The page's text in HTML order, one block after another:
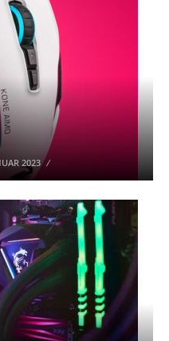
2023